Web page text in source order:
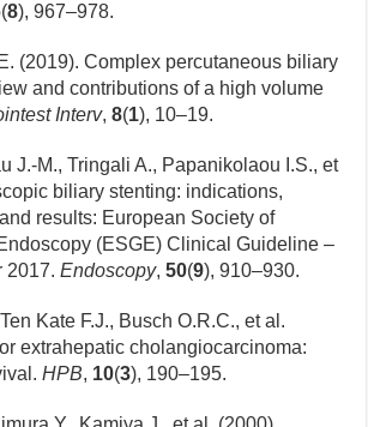
(8), 967–978.
(2019). Complex percutaneous biliary
and contributions of a high volume
Interv,8(1), 10–19.
M., Tringali A., Papanikolaou I.S., et
biliary stenting: indications,
results: European Society of
(ESGE) Clinical Guideline –
2017.Endoscopy,50(9), 910–930.
Kate F.J., Busch O.R.C., et al.
extrahepatic cholangiocarcinoma:
HPB, 10(3), 190–195.